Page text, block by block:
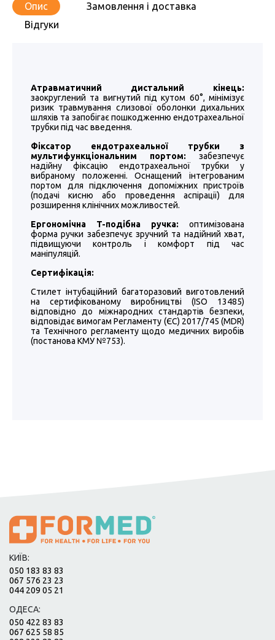
Опис
Замовлення і доставка
Відгуки
Атравматичний дистальний кінець:
заокруглений та вигнутий під кутом 60°, мінімізує
ризик травмування слизової оболонки дихальних
шляхів та запобігає пошкодженню ендотрахеальної
трубки під час введення.
Фіксатор ендотрахеальної трубки з
мультифункціональним портом: забезпечує
надійну фіксацію ендотрахеальної трубки у
вибраному положенні. Оснащений інтегрованим
портом для підключення допоміжних пристроїв
(подачі кисню або проведення аспірації) для
розширення клінічних можливостей.
Ергономічна T-подібна ручка: оптимізована
форма ручки забезпечує зручний та надійний хват,
підвищуючи контроль і комфорт під час
маніпуляцій.
Сертифікація:
Cтилет інтубаційний багаторазовий виготовлений
на сертифікованому виробництві (ISO 13485)
відповідно до міжнародних стандартів безпеки,
відповідає вимогам Регламенту (ЄС) 2017/745 (MDR)
та Технічного регламенту щодо медичних виробів
(постанова КМУ №753).
КИЇВ:
050 183 83 83
067 576 23 23
044 209 05 21
ОДЕСА:
050 422 83 83
067 625 58 85